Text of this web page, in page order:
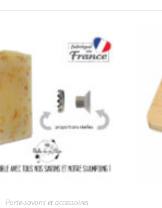
Porte-savons et accessoires